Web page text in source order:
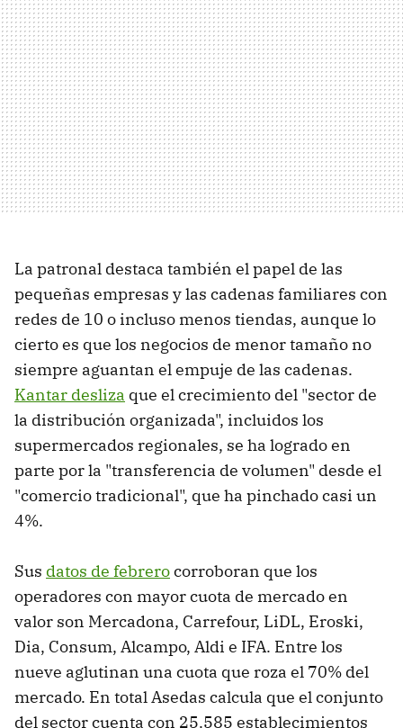
La patronal destaca también el papel de las
pequeñas empresas y las cadenas familiares con
redes de 10 o incluso menos tiendas, aunque lo
cierto es que los negocios de menor tamaño no
siempre aguantan el empuje de las cadenas.
Kantar desliza que el crecimiento del "sector de
la distribución organizada", incluidos los
supermercados regionales, se ha logrado en
parte por la "transferencia de volumen" desde el
"comercio tradicional", que ha pinchado casi un
4%.
Sus datos de febrerocorroboran que los
operadores con mayor cuota de mercado en
valor son Mercadona, Carrefour, LiDL, Eroski,
Dia, Consum, Alcampo, Aldi e IFA. Entre los
nueve aglutinan una cuota que roza el 70% del
mercado. En total Asedas calcula que el conjunto
del sector cuenta con 25.585 establecimientos